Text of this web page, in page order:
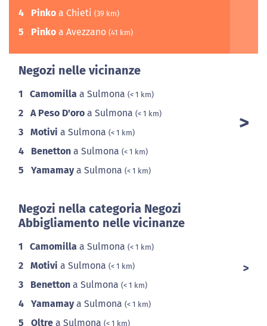
4 Pinko a Chieti (39 km)
5 Pinko a Avezzano (41 km)
Negozi nelle vicinanze
1 Camomilla a Sulmona (< 1 km)
2 A Peso D'oro a Sulmona (< 1 km)
3 Motivi a Sulmona (< 1 km)
4 Benetton a Sulmona (< 1 km)
5 Yamamaya Sulmona (< 1 km)
Negozi nella categoria Negozi
Abbigliamento nelle vicinanze
1 Camomilla a Sulmona (< 1 km)
2 Motivi a Sulmona (< 1 km)
3 Benetton a Sulmona (< 1 km)
4 Yamamaya Sulmona (< 1 km)
5 Oltre a Sulmona (< 1 km)